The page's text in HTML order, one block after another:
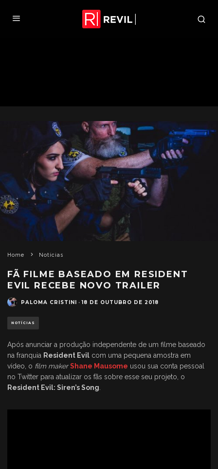
Home Notícias
FÃ FILME BASEADO EM RESIDENT
EVIL RECEBE NOVO TRAILER
PALOMA CRISTINI · 18 DE OUTUBRO DE 2018
NOTÍCIAS
Após anunciar a produção independente de um filme baseado
na franquia Resident Evil com uma pequena amostra em
vídeo, o film maker Shane Mausome usou sua conta pessoal
no Twitter para atualizar os fãs sobre esse seu projeto, o
Resident Evil: Siren’s Song.